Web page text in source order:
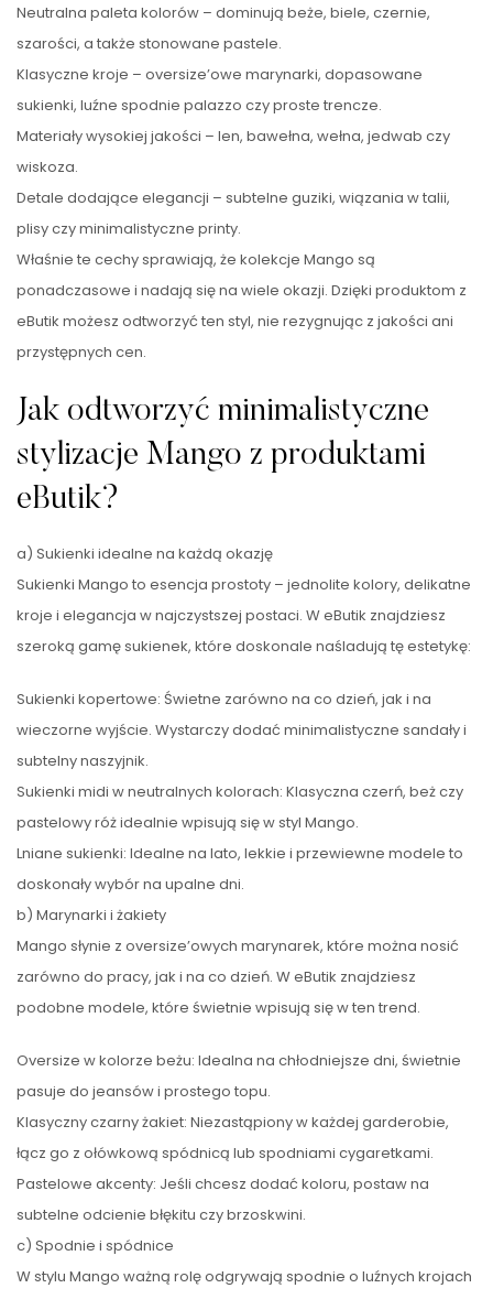
Neutralna paleta kolorów – dominują beże, biele, czernie,
szarości, a także stonowane pastele.
Klasyczne kroje – oversize’owe marynarki, dopasowane
sukienki, luźne spodnie palazzo czy proste trencze.
Materiały wysokiej jakości – len, bawełna, wełna, jedwab czy
wiskoza.
Detale dodające elegancji – subtelne guziki, wiązania w talii,
plisy czy minimalistyczne printy.
Właśnie te cechy sprawiają, że kolekcje Mango są
ponadczasowe i nadają się na wiele okazji. Dzięki produktom z
eButik możesz odtworzyć ten styl, nie rezygnując z jakości ani
przystępnych cen.
Jak odtworzyć minimalistyczne
stylizacje Mango z produktami
eButik?
a) Sukienki idealne na każdą okazję
Sukienki Mango to esencja prostoty – jednolite kolory, delikatne
kroje i elegancja w najczystszej postaci. W eButik znajdziesz
szeroką gamę sukienek, które doskonale naśladują tę estetykę:
Sukienki kopertowe: Świetne zarówno na co dzień, jak i na
wieczorne wyjście. Wystarczy dodać minimalistyczne sandały i
subtelny naszyjnik.
Sukienki midi w neutralnych kolorach: Klasyczna czerń, beż czy
pastelowy róż idealnie wpisują się w styl Mango.
Lniane sukienki: Idealne na lato, lekkie i przewiewne modele to
doskonały wybór na upalne dni.
b) Marynarki i żakiety
Mango słynie z oversize’owych marynarek, które można nosić
zarówno do pracy, jak i na co dzień. W eButik znajdziesz
podobne modele, które świetnie wpisują się w ten trend.
Oversize w kolorze beżu: Idealna na chłodniejsze dni, świetnie
pasuje do jeansów i prostego topu.
Klasyczny czarny żakiet: Niezastąpiony w każdej garderobie,
łącz go z ołówkową spódnicą lub spodniami cygaretkami.
Pastelowe akcenty: Jeśli chcesz dodać koloru, postaw na
subtelne odcienie błękitu czy brzoskwini.
c) Spodnie i spódnice
W stylu Mango ważną rolę odgrywają spodnie o luźnych krojach